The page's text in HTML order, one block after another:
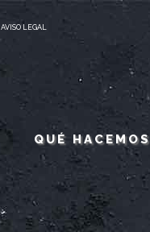
AVISO LEGAL
QUÉ HACEMOS